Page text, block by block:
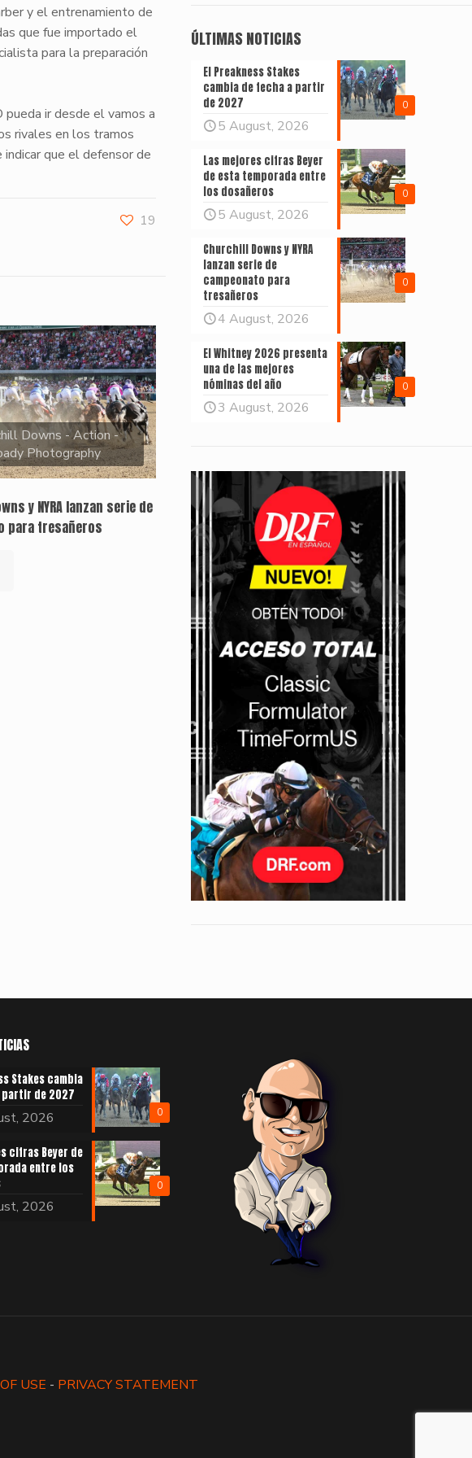
y el entrenamiento de
que fue importado el
para la preparación
ir desde el vamos a
rivales en los tramos
que el defensor de
19
Downs - Action -
Photography
y NYRA lanzan serie de
para tresañeros
ÚLTIMAS NOTICIAS
0
El Preakness Stakes
cambia de fecha a partir
de 2027
5 August, 2026
0
Las mejores cifras Beyer
de esta temporada entre
los dosañeros
5 August, 2026
0
Churchill Downs y NYRA
lanzan serie de
campeonato para
tresañeros
4 August, 2026
0
El Whitney 2026 presenta
una de las mejores
nóminas del año
3 August, 2026
0
Stakes cambia
partir de 2027
2026
0
cifras Beyer de
entre los
2026
USE - PRIVACY STATEMENT